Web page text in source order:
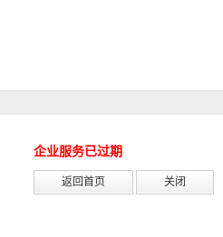
企业服务已过期
返回首页 关闭